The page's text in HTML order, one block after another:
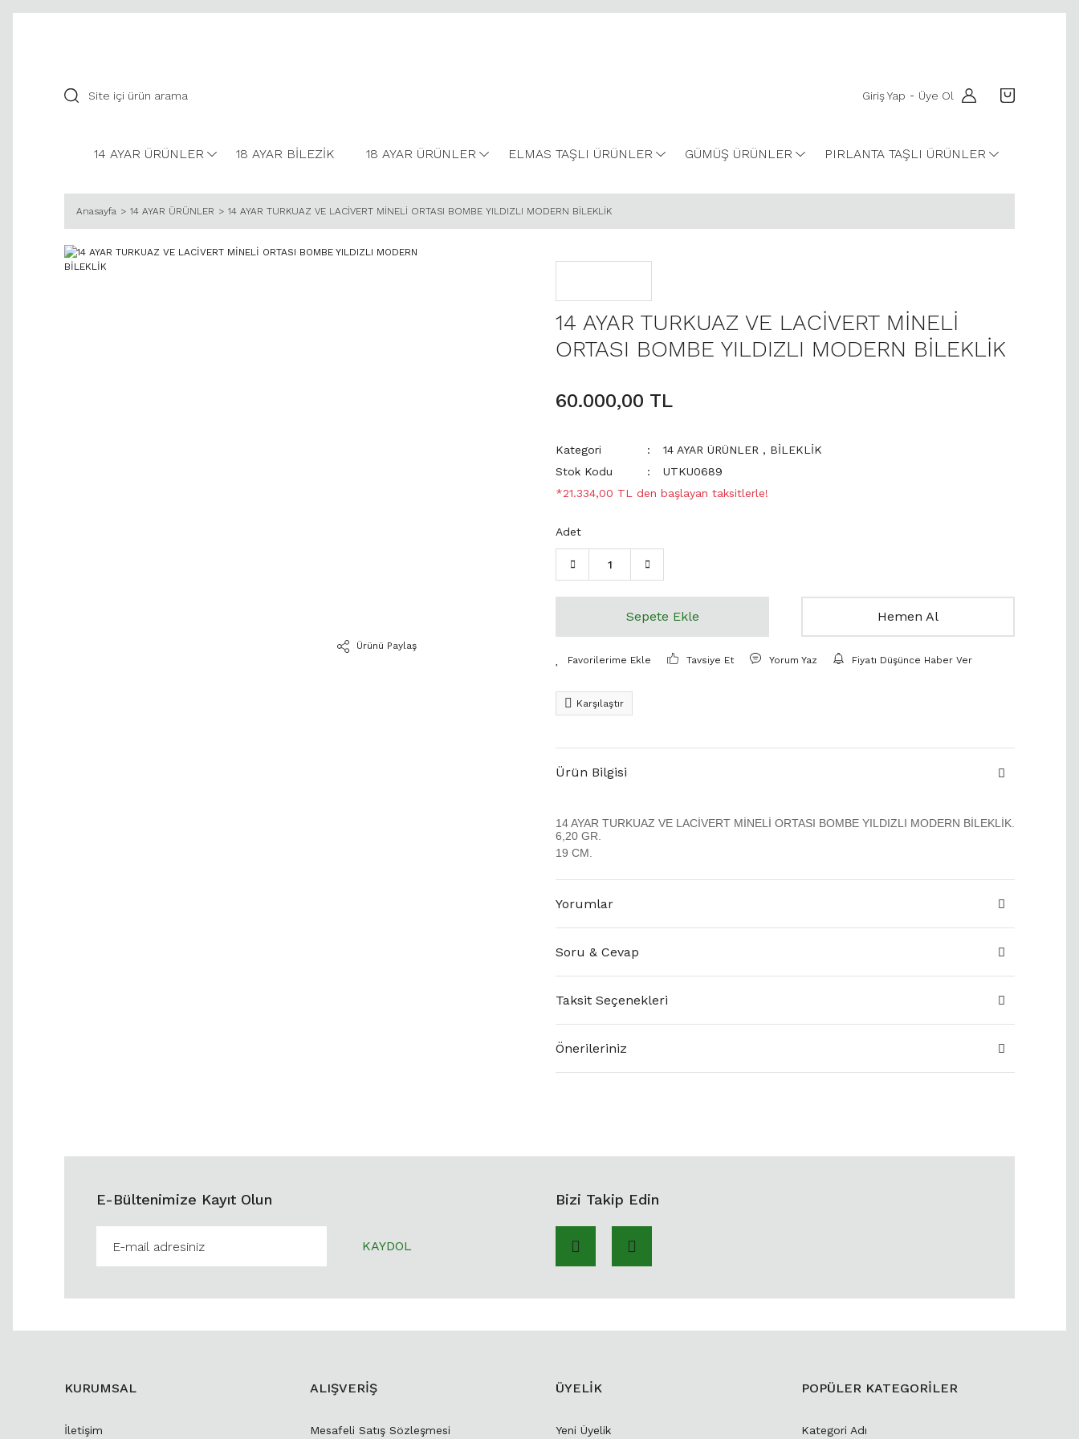
Giriş Yap - Üye Ol
14 AYAR ÜRÜNLER 18 AYAR BİLEZİK 18 AYAR ÜRÜNLER ELMAS TAŞLI ÜRÜNLER GÜMÜŞ ÜRÜNLER PIRLANTA TAŞLI ÜRÜNLER
Anasayfa 14 AYAR ÜRÜNLER 14 AYAR TURKUAZ VE LACİVERT MİNELİ ORTASI BOMBE YILDIZLI MODERN BİLEKLİK
Ürünü Paylaş
14 AYAR TURKUAZ VE LACİVERT MİNELİ
ORTASI BOMBE YILDIZLI MODERN BİLEKLİK
60.000,00 TL
Kategori 14 AYAR ÜRÜNLER , BİLEKLİK
Stok Kodu
UTKU0689
*21.334,00 TL den başlayan taksitlerle!
Adet
Sepete Ekle Hemen Al
Tavsiye Et Yorum Yaz Fiyatı Düşünce Haber Ver
Karşılaştır
Ürün Bilgisi
14 AYAR TURKUAZ VE LACİVERT MİNELİ ORTASI BOMBE YILDIZLI MODERN BİLEKLİK.
6,20 GR.
19 CM.
Yorumlar
Soru & Cevap
Taksit Seçenekleri
Önerileriniz
E-Bültenimize Kayıt Olun
KAYDOL
Bizi Takip Edin
KURUMSAL
İletişim
ALIŞVERİŞ
Mesafeli Satış Sözleşmesi
ÜYELİK
Yeni Üyelik
POPÜLER KATEGORİLER
Kategori Adı